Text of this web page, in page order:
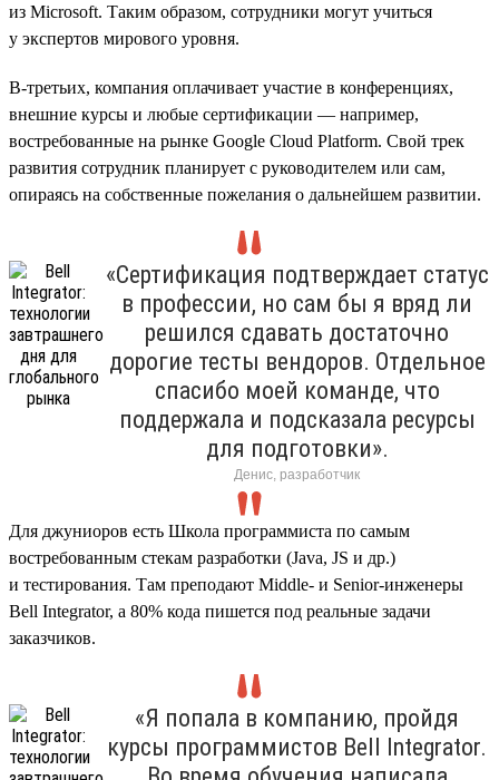
из Microsoft. Таким образом, сотрудники могут учиться
у экспертов мирового уровня.
В-третьих, компания оплачивает участие в конференциях,
внешние курсы и любые сертификации — например,
востребованные на рынке Google Cloud Platform. Свой трек
развития сотрудник планирует с руководителем или сам,
опираясь на собственные пожелания о дальнейшем развитии.
«Сертификация подтверждает статус
в профессии, но сам бы я вряд ли
решился сдавать достаточно
дорогие тесты вендоров. Отдельное
спасибо моей команде, что
поддержала и подсказала ресурсы
для подготовки».
Денис, разработчик
Для джуниоров есть Школа программиста по самым
востребованным стекам разработки (Java, JS и др.)
и тестирования. Там преподают Middle- и Senior-инженеры
Bell Integrator, а 80% кода пишется под реальные задачи
заказчиков.
«Я попала в компанию, пройдя
курсы программистов Bell Integrator.